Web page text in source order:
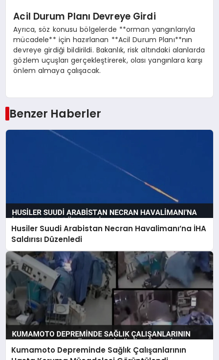
Acil Durum Planı Devreye Girdi
Ayrıca, söz konusu bölgelerde **orman yangınlarıyla
mücadele** için hazırlanan **Acil Durum Planı**nın
devreye girdiği bildirildi. Bakanlık, risk altındaki alanlarda
gözlem uçuşları gerçekleştirerek, olası yangınlara karşı
önlem almaya çalışacak.
Benzer Haberler
Husiler Suudi Arabistan Necran Havalimanı’na İHA
Saldırısı Düzenledi
Kumamoto Depreminde Sağlık Çalışanlarının